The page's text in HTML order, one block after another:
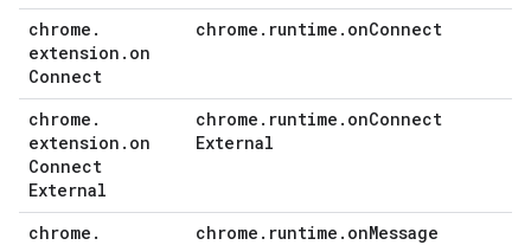
chrome .
extension . on
Connect
chrome . runtime . onConnect
chrome .
extension . on
Connect
External
chrome . runtime . onConnect
External
chrome .
chrome . runtime . onMessage